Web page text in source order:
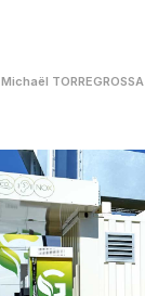
Michaël TORREGROSSA